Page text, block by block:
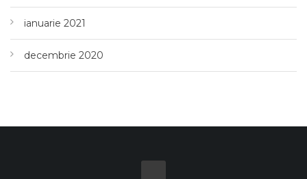
ianuarie 2021
decembrie 2020